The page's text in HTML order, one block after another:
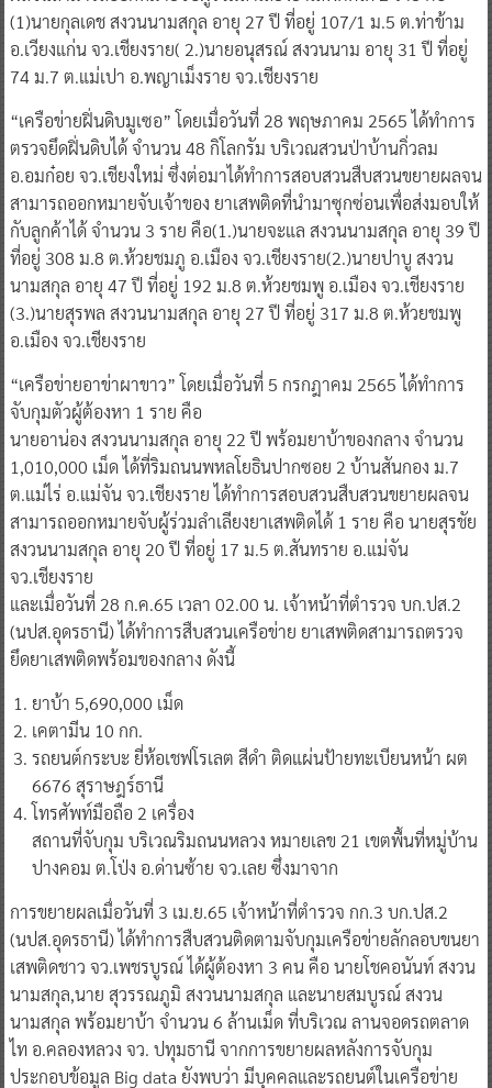
74 ม.7 ต.แม่เปา อ.พญาเม็งราย จว.เชียงราย
“เครือข่ายฝิ่นดิบมูเซอ” โดยเมื่อวันที่ 28 พฤษภาคม 2565 ได้ทําการ
อ.อมก๋อย จว.เชียงใหม่ ซึ่งต่อมาได้ทําการสอบสวนสืบสวนขยายผลจน
สามารถออกหมายจับเจ้าของ ยาเสพติดที่นํามาซุกซ่อนเพื่อส่งมอบให้
กับลูกค้าได้ จํานวน 3 ราย คือ(1.)นายจะแล สงวนนามสกุล อายุ 39 ปี
ที่อยู่ 308 ม.8 ต.ห้วยชมภู อ.เมือง จว.เชียงราย(2.)นายปาบู สงวน
นามสกุล อายุ 47 ปี ที่อยู่ 192 ม.8 ต.ห้วยชมพู อ.เมือง จว.เชียงราย
(3.)นายสุรพล สงวนนามสกุล อายุ 27 ปี ที่อยู่ 317 ม.8 ต.ห้วยชมพู
อ.เมือง จว.เชียงราย
“เครือข่ายอาข่าผาขาว” โดยเมื่อวันที่ 5 กรกฎาคม 2565 ได้ทําการ
นายอาน่อง สงวนนามสกุล อายุ 22 ปี พร้อมยาบ้าของกลาง จํานวน
1,010,000 เม็ด ได้ที่ริมถนนพหลโยธินปากซอย 2 บ้านสันกอง ม.7
ต.แม่ไร่ อ.แม่จัน จว.เชียงราย ได้ทําการสอบสวนสืบสวนขยายผลจน
สามารถออกหมายจับผู้ร่วมลําเลียงยาเสพติดได้ 1 ราย คือ นายสุรชัย
สงวนนามสกุล อายุ 20 ปี ที่อยู่ 17 ม.5 ต.สันทราย อ.แม่จัน
จว.เชียงราย
และเมื่อวันที่ 28 ก.ค.65 เวลา 02.00 น. เจ้าหน้าที่ตํารวจ บก.ปส.2
(นปส.อุดรธานี) ได้ทําการสืบสวนเครือข่าย ยาเสพติดสามารถตรวจ
ยึดยาเสพติดพร้อมของกลาง ดังนี้
ยาบ้า 5,690,000 เม็ด
รถยนต์กระบะ ยี่ห้อเชฟโรเลต สีดํา ติดแผ่นป้ายทะเบียนหน้า ผต
6676 สุราษฎร์ธานี
โทรศัพท์มือถือ 2 เครื่อง
สถานที่จับกุม บริเวณริมถนนหลวง หมายเลข 21 เขตพื้นที่หมู่บ้าน
ปางคอม ต.โป่ง อ.ด่านซ้าย จว.เลย ซึ่งมาจาก
การขยายผลเมื่อวันที่ 3 เม.ย.65 เจ้าหน้าที่ตํารวจ กก.3 บก.ปส.2
เสพติดชาว จว.เพชรบูรณ์ ได้ผู้ต้องหา 3 คน คือ นายโชคอนันท์ สงวน
นามสกุล,นาย สุวรรณภูมิ สงวนนามสกุล และนายสมบูรณ์ สงวน
นามสกุล พร้อมยาบ้า จํานวน 6 ล้านเม็ด ที่บริเวณ ลานจอดรถตลาด
ไท อ.คลองหลวง จว. ปทุมธานี จากการขยายผลหลังการจับกุม
ประกอบข้อมูล Big data ยังพบว่า มีบุคคลและรถยนต์ในเครือข่าย
เคลื่อนไหวอยู่ กก.3 บก.ปส.2 ได้สืบสวนติดตามเรื่อยมา กระทั่งเมื่อวัน
ที่ 27 ก.ค.65 เวลา 19.00 น. พบรถยนต์ ในเครือข่ายยาเสพติด ดัง